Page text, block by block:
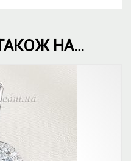
НА…